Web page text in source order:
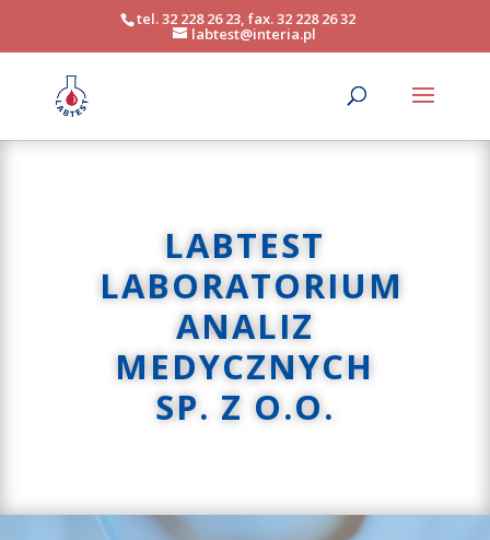
tel. 32 228 26 23, fax. 32 228 26 32
labtest@interia.pl
LABTEST
LABORATORIUM
ANALIZ
MEDYCZNYCH
SP. Z O.O.